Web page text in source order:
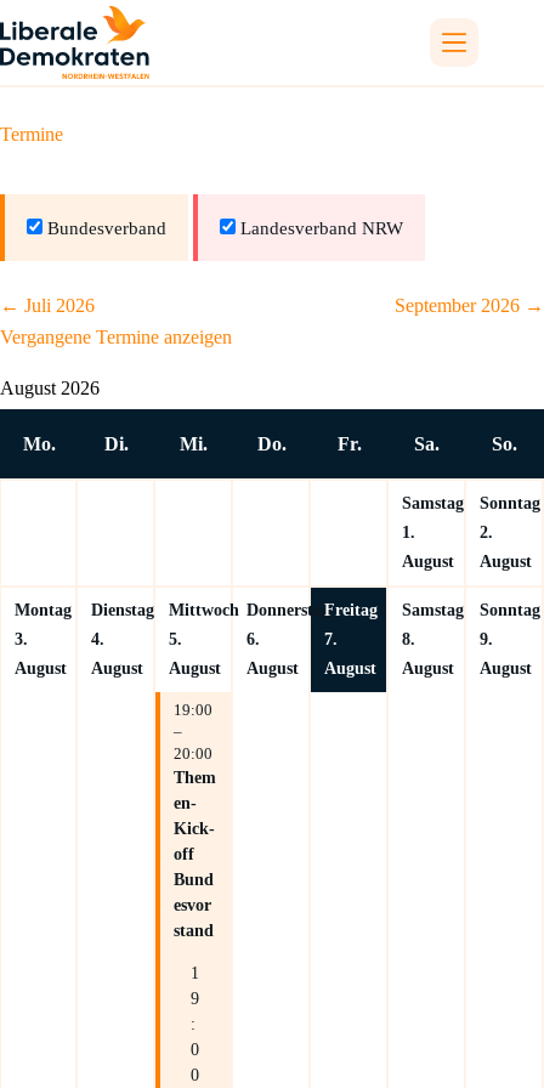
Inhalt
springen
Termine
Bundesverband Landesverband NRW
← Juli 2026 September 2026 →
Auswahl
Monats
Vergangene Termine anzeigen
August 2026
Mo. Di. Mi. Do. Fr. Sa. So.
Samstag
1.
August
Sonntag
2.
August
Montag
3.
August
Dienstag
4.
August
Mittwoch
5.
August
19:00
–
20:00
Them
en-
Kick-
off
Bund
esvor
stand
1
9
:
0
0
Donnerstag
6.
August
Freitag
7.
August
Samstag
8.
August
Sonntag
9.
August